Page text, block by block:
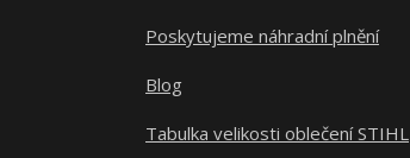
Poskytujeme náhradní plnění
Blog
Tabulka velikosti oblečení STIHL